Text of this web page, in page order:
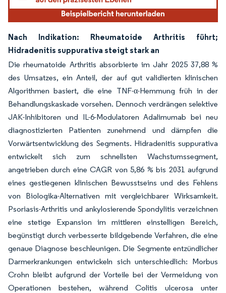
Nach Indikation: Rheumatoide Arthritis führt;
Hidradenitis suppurativa steigt stark an
Die rheumatoide Arthritis absorbierte im Jahr 2025 37,88 %
des Umsatzes, ein Anteil, der auf gut validierten klinischen
Algorithmen basiert, die eine TNF-α-Hemmung früh in der
Behandlungskaskade vorsehen. Dennoch verdrängen selektive
JAK-Inhibitoren und IL-6-Modulatoren Adalimumab bei neu
diagnostizierten Patienten zunehmend und dämpfen die
Vorwärtsentwicklung des Segments. Hidradenitis suppurativa
entwickelt sich zum schnellsten Wachstumssegment,
angetrieben durch eine CAGR von 5,86 % bis 2031 aufgrund
eines gestiegenen klinischen Bewusstseins und des Fehlens
von Biologika-Alternativen mit vergleichbarer Wirksamkeit.
Psoriasis-Arthritis und ankylosierende Spondylitis verzeichnen
eine stetige Expansion im mittleren einstelligen Bereich,
begünstigt durch verbesserte bildgebende Verfahren, die eine
genaue Diagnose beschleunigen. Die Segmente entzündlicher
Darmerkrankungen entwickeln sich unterschiedlich: Morbus
Crohn bleibt aufgrund der Vorteile bei der Vermeidung von
Operationen bestehen, während Colitis ulcerosa unter